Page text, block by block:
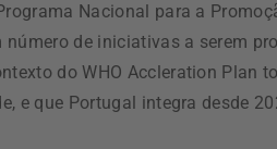
Nacional para a
número de iniciativas a serem
do WHO Accleration Plan
e que Portugal integra desde